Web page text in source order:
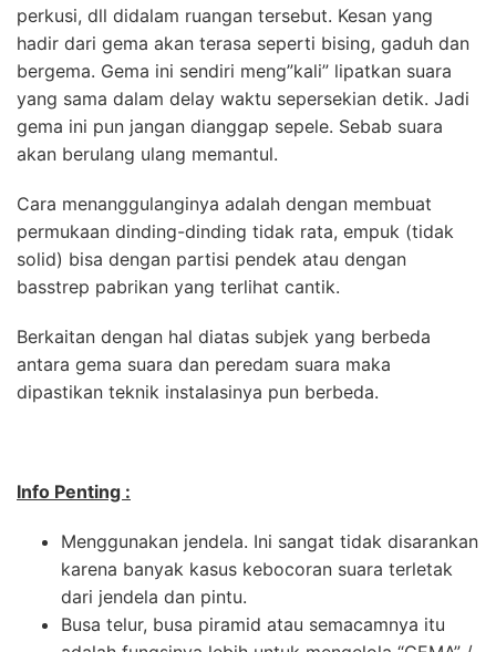
perkusi, dll didalam ruangan tersebut. Kesan yang
hadir dari gema akan terasa seperti bising, gaduh dan
bergema. Gema ini sendiri meng”kali” lipatkan suara
yang sama dalam delay waktu sepersekian detik. Jadi
gema ini pun jangan dianggap sepele. Sebab suara
akan berulang ulang memantul.
Cara menanggulanginya adalah dengan membuat
permukaan dinding-dinding tidak rata, empuk (tidak
solid) bisa dengan partisi pendek atau dengan
basstrep pabrikan yang terlihat cantik.
Berkaitan dengan hal diatas subjek yang berbeda
antara gema suara dan peredam suara maka
dipastikan teknik instalasinya pun berbeda.
Info Penting :
Menggunakan jendela. Ini sangat tidak disarankan
karena banyak kasus kebocoran suara terletak
dari jendela dan pintu.
Busa telur, busa piramid atau semacamnya itu